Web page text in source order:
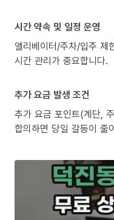
시간 약속 및 일정 운영
엘리베이터/주차/입주 제
시간 관리가 중요합니다.
추가 요금 발생 조건
추가 요금 포인트(계단,
합의하면 당일 갈등이 줄